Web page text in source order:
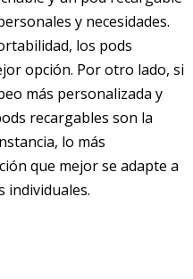
y necesidades.
los pods
opción. Por otro lado, si
más personalizada y
recargables son la
lo más
que mejor se adapte a
individuales.